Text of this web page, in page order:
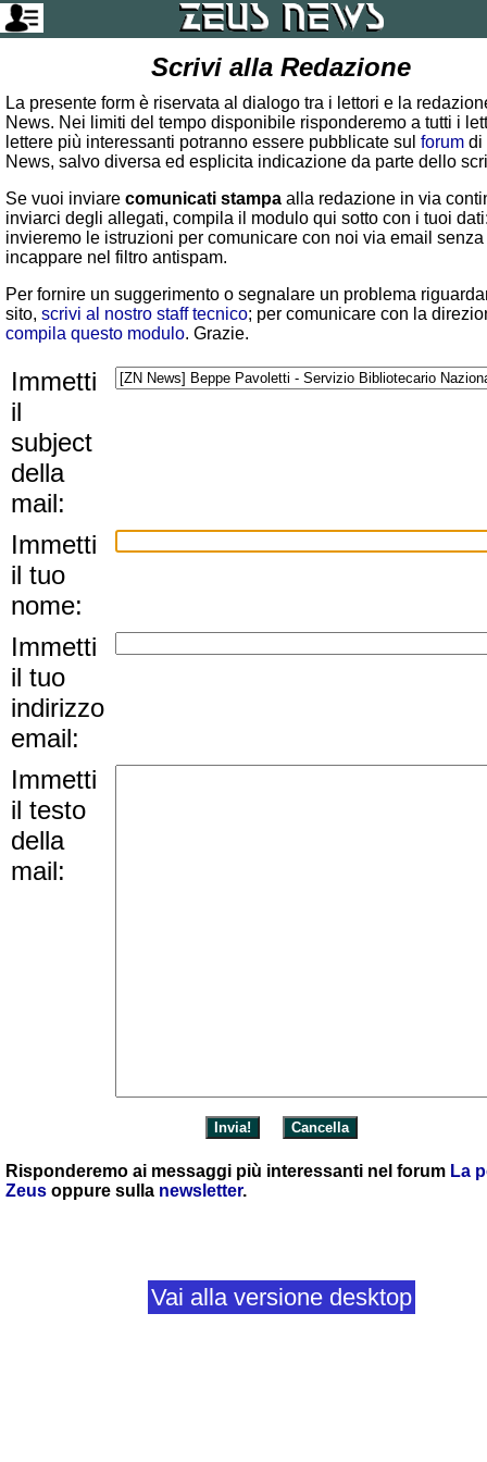
Scrivi alla Redazione
La presente form è riservata al dialogo tra i lettori e la
News. Nei limiti del tempo disponibile risponderemo a tutti i
lettere più interessanti potranno essere pubblicate sul forum di
News, salvo diversa ed esplicita indicazione da parte dello
Se vuoi inviare comunicati stampa alla redazione in via
inviarci degli allegati, compila il modulo qui sotto con i tuoi
invieremo le istruzioni per comunicare con noi via email senza
incappare nel filtro antispam.
Per fornire un suggerimento o segnalare un problema
sito, scrivi al nostro staff tecnico; per comunicare con la
compila questo modulo. Grazie.
Immetti
il
subject
della
mail:
Immetti
il tuo
nome:
Immetti
il tuo
indirizzo
email:
Immetti
il testo
della
mail:
Risponderemo ai messaggi più interessanti nel forum La
Zeus oppure sulla newsletter.
Vai alla versione desktop